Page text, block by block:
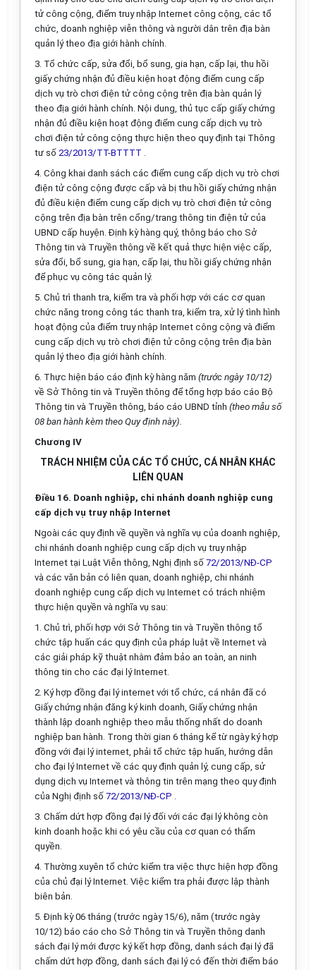
tử công cộng, điểm truy nhập Internet công cộng, các tổ
chức, doanh nghiệp viễn thông và người dân trên địa bàn
quản lýtheo địa giới hành chính.
3. Tổ chức cấp, sửa đổi, bổ sung, gia hạn, cấp lại, thu hồi
giấy chứng nhận đủ điều kiện hoạt động điểm cung cấp
dịch vụ trò chơi điện tử công cộng trên địa bàn quản lý
theo địa giới hành chính. Nội dung, thủ tục cấp giấychứng
nhận đủ điều kiện hoạt động điểm cung cấp dịch vụ trò
chơi điện tử công cộng thực hiện theo quy định tại Thông
tư số 23/2013/TT-BTTTT .
4. Công khai danh sách các điểm cung cấp dịch vụ trò chơi
điện tử công cộng được cấp và bị thu hồi giấy chứng nhận
đủ điều kiện điểm cung cấp dịch vụ trò chơi điện tử công
cộng trên địa bàn trên cổng/trang thông tin điện tử của
UBND cấp huyện. Định kỳ hàng quý, thông báo cho Sở
Thông tin và Truyền thông về kết quả thực hiện việc cấp,
sửa đổi, bổ sung, gia hạn, cấp ại, thu hồi giấychứng nhận
để phục vụ công tác quản lý.
5. Chủ trì thanh tra, kiểm tra và phối hợp với các cơ quan
chức năng trong công tác thanh tra, kiểm tra, xử lý tình hình
hoạt động của điểm truy nhập Internet công cộng và điểm
cung cấp dịch vụ trò chơi điện tử công cộng trên địa bàn
quản lý theo địa giới hành chính.
6. Thực hiện báo cáo định kỳ hàng năm (trước ngày 10/12)
về Sở Thông tin và Truyền thông để tổng hợp báo cáo Bộ
Thông tin và Truyền thông, báo cáo UBND tỉnh (theo mẫu số
08 ban hành kèm theo Quy định này).
Chương IV
TRÁCH NHIỆM CỦA CÁC TỔ CHỨC, CÁ NHÂN KHÁC
LIÊN QUAN
Điều 16. Doanh nghiệp, chi nhánh doanh nghiệp cung
cấp dịch vụ truy nhập Internet
Ngoài các quy định về quyền và nghĩa vụ của doanh nghiệp,
chi nhánh doanh nghiệp cung cấp dịch vụ truy nhập
Internet tại Luật Viễn thông, Nghị định số 72/2013/NĐ-CP
và các văn bản có liên quan, doanh nghiệp, chi nhánh
doanh nghiệp cung cấp dịch vụ Internet có trách nhiệm
thực hiện quyền và nghĩa vụ sau:
1. Chủ trì, phối hợp với Sở Thông tin và Truyền thông tổ
chức tập huấn các quy định của pháp luật về Internet và
các giải pháp kỹ thuật nhằm đảm bảo an toàn, an ninh
thông tin cho các đại lý Internet.
2. Ký hợp đồng đại lý internet với tổ chức, cá nhân đã có
Giấy chứng nhận đăng ký kinh doanh, Giấy chứng nhận
thành lập doanh nghiệp theo mẫu thống nhất do doanh
nghiệp ban hành. Trong thời gian 6 tháng kể từ ngày ký hợp
đồng với đại lýinternet, phải tổ chức tập huấn, hướng dẫn
cho đại lý Internet về các quy định quản lý, cung cấp, sử
dụng dịch vụ Internet và thông tin trên mạng theo quy định
của Nghị định số 72/2013/NĐ-CP .
3. Chấm dứt hợp đồng đại lý đối với các đại lý không còn
kinh doanh hoặc khi có yêu cầu của cơ quan có thẩm
quyền.
4. Thường xuyên tổ chức kiểm tra việc thực hiện hợp đồng
của chủ đại lý Internet. Việc kiểm tra phải được lập thành
biên bản.
5.Định kỳ 06 tháng (trước ngày 15/6), năm (trước ngày
10/12) báo cáo cho Sở Thông tin và Truyền thông d anh
sách đại lý mới được ký kết hợp đồng, danh sách đại lý đã
chấm dứt hợp đồng, danh sách đại lý có đến thời điểm báo